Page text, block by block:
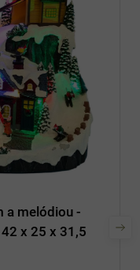
a melódiou -
x 25 x 31,5